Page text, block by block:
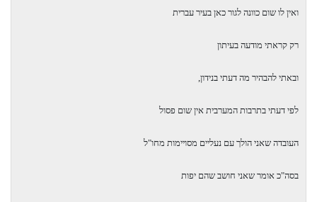
ואין לו שום כוונה לגור כאן בעיר עברית
רק קראתי מודעה בעיתון
ובאתי להבהיר מה דעתי בנידון,
לפי דעתי בתרבות המערבית אין שום פסול
העובדה שאני הולך עם נעליים מסויימות מחו"ל
בסה"כ אומר שאני חושב שהם יפות